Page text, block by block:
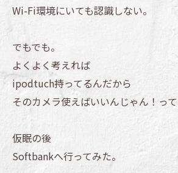
Wi-Fi環境にいても認識しない。
でもでも。
よくよく考えれば
ipodtuch持ってるんだから
そのカメラ使えばいいんじゃん！っ
仮眠の後
Softbankへ行ってみた。